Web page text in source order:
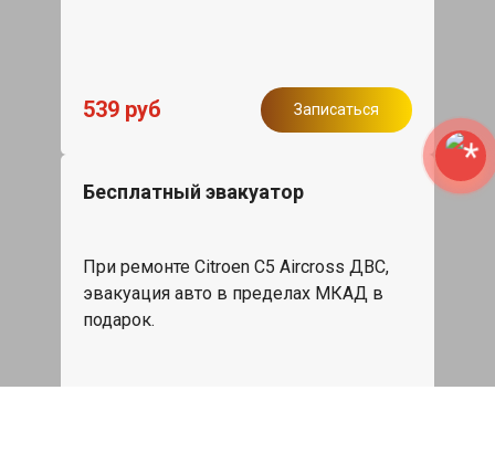
539 руб Записаться
Бесплатный эвакуатор
При ремонте Citroen C5 Aircross ДВС,
эвакуация авто в пределах МКАД в
подарок.